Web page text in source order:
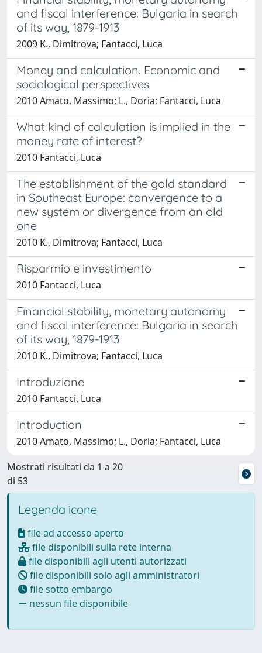
and fiscal interference: Bulgaria in search
of its way, 1879-1913
2009 K., Dimitrova; Fantacci, Luca
Money and calculation. Economic and
sociological perspectives
2010 Amato, Massimo; L., Doria; Fantacci, Luca
What kind of calculation is implied in the
money rate of interest?
2010 Fantacci, Luca
The establishment of the gold standard
in Southeast Europe: convergence to a
new system or divergence from an old
one
2010 K., Dimitrova; Fantacci, Luca
Risparmio e investimento
2010 Fantacci, Luca
Financial stability, monetary autonomy
and fiscal interference: Bulgaria in search
of its way, 1879-1913
2010 K., Dimitrova; Fantacci, Luca
Introduzione
2010 Fantacci, Luca
Introduction
2010 Amato, Massimo; L., Doria; Fantacci, Luca
Mostrati risultati da 1 a 20
di 53
Legenda icone
file ad accesso aperto
file disponibili sulla rete interna
file disponibili agli utenti autorizzati
file disponibili solo agli amministratori
file sotto embargo
nessun file disponibile